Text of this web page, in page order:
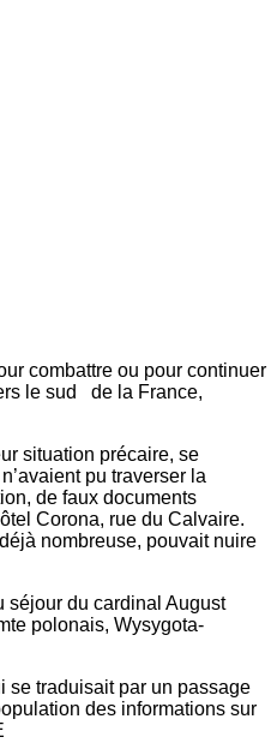
combattre ou pour continuer
le sud de la France,
situation précaire, se
pu traverser la
de faux documents
Corona, rue du Calvaire.
nombreuse, pouvait nuire
séjour du cardinal August
polonais, Wysygota-
se traduisait par un passage
des informations sur